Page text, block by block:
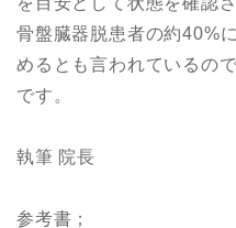
骨盤臓器脱患者の約40%
めるとも言われているの
です。
執筆 院長
参考書；